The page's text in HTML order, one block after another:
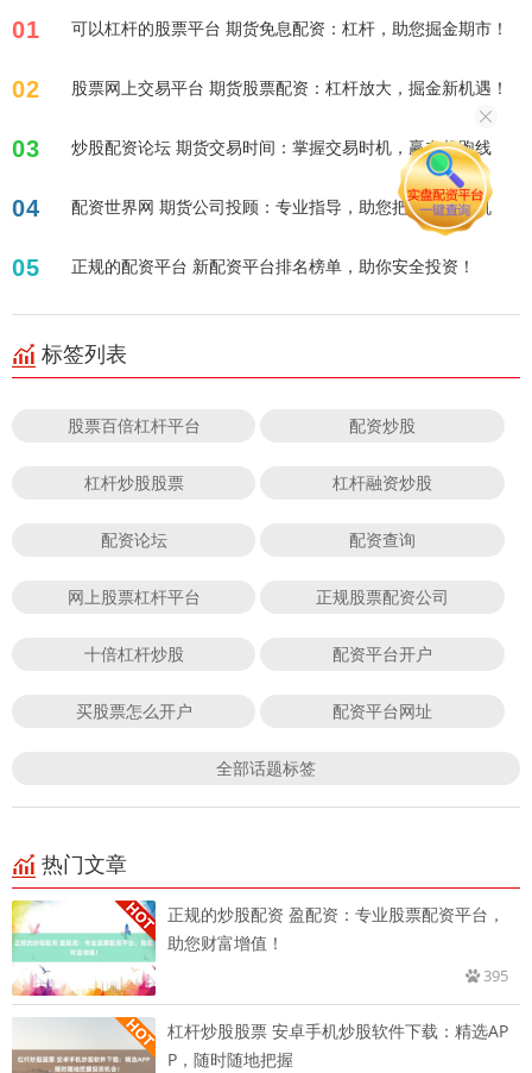
01 可以杠杆的股票平台 期货免息配资：杠杆，助您掘金期市！
02 股票网上交易平台 期货股票配资：杠杆放大，掘金新机遇！
03 炒股配资论坛 期货交易时间：掌握交易时机，赢在起跑线
04 配资世界网 期货公司投顾：专业指导，助您把握投资良机
05 正规的配资平台 新配资平台排名榜单，助你安全投资！
标签列表
股票百倍杠杆平台 配资炒股
杠杆炒股股票 杠杆融资炒股
配资论坛 配资查询
网上股票杠杆平台 正规股票配资公司
十倍杠杆炒股 配资平台开户
买股票怎么开户 配资平台网址
全部话题标签
热门文章
正规的炒股配资 盈配资：专业股票配资平台，
助您财富增值！
395
杠杆炒股股票 安卓手机炒股软件下载：精选AP
P，随时随地把握